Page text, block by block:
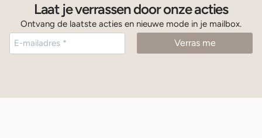
Laat je verrassen door onze acties
Ontvang de laatste acties en nieuwe mode in je mailbox.